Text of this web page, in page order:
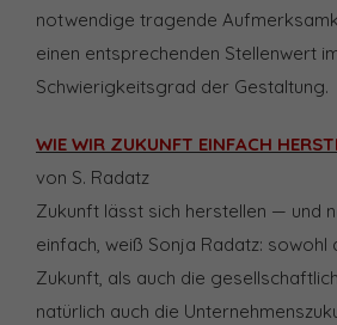
notwendige tragende
einen entsprechenden Stellenwert
Schwierigkeitsgrad der Gestaltung.
WIE WIR ZUKUNFT EINFACH
von S. Radatz
Zukunft lässt sich herstellen — und
einfach, weiß Sonja Radatz: sowohl
Zukunft, als auch die
natürlich auch die